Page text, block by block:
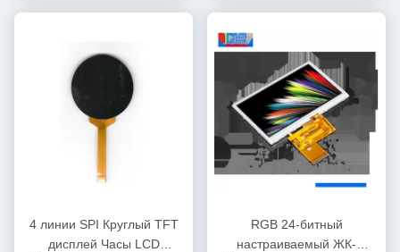
4 линии SPI Круглый TFT
дисплей Часы LCD
RGB 24-битный
настраиваемый ЖК-